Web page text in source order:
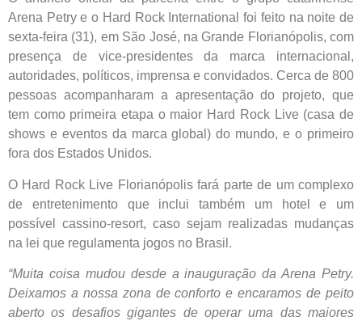
Arena Petry e o Hard Rock International foi feito na noite de
sexta-feira (31), em São José, na Grande Florianópolis, com
presença de vice-presidentes da marca internacional,
autoridades, políticos, imprensa e convidados. Cerca de 800
pessoas acompanharam a apresentação do projeto, que
tem como primeira etapa o maior Hard Rock Live (casa de
shows e eventos da marca global) do mundo, e o primeiro
fora dos Estados Unidos.
O Hard Rock Live Florianópolis fará parte de um complexo
de entretenimento que inclui também um hotel e um
possível cassino-resort, caso sejam realizadas mudanças
na lei que regulamenta jogos no Brasil.
“Muita coisa mudou desde a inauguração da Arena Petry.
Deixamos a nossa zona de conforto e encaramos de peito
aberto os desafios gigantes de operar uma das maiores